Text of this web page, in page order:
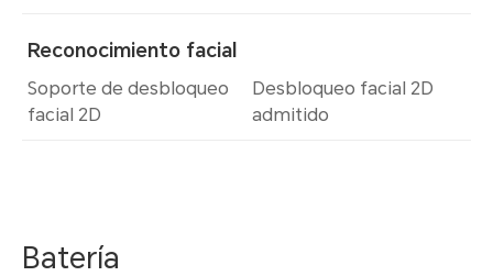
Reconocimiento facial
Soporte de desbloqueo
facial 2D
Desbloqueo facial 2D
admitido
Batería